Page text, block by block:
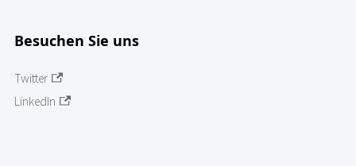
Besuchen Sie uns
Twitter
LinkedIn